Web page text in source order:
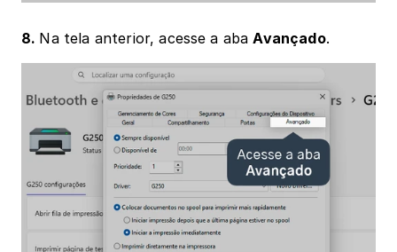
8. Na tela anterior, acesse a aba Avançado.